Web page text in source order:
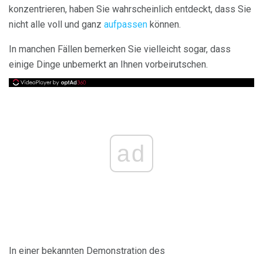
konzentrieren, haben Sie wahrscheinlich entdeckt, dass Sie
nicht alle voll und ganz aufpassen können.
In manchen Fällen bemerken Sie vielleicht sogar, dass
einige Dinge unbemerkt an Ihnen vorbeirutschen.
ad
In einer bekannten Demonstration des